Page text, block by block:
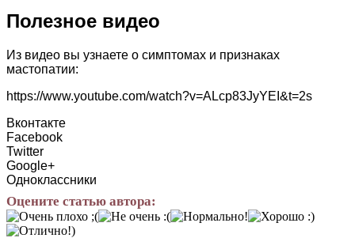
Полезное видео
Из видео вы узнаете о симптомах и признаках
мастопатии:
https://www.youtube.com/watch?v=ALcp83JyYEI&t=2s
Вконтакте
Facebook
Twitter
Google+
Одноклассники
Оцените статью автора: